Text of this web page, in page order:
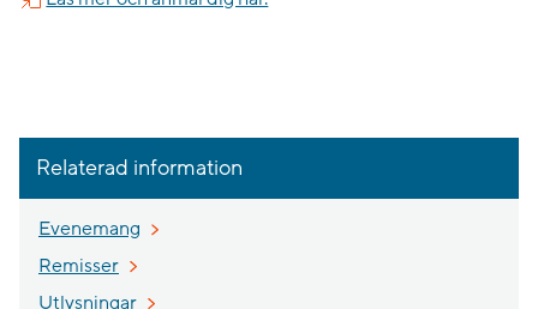
Relaterad information
Evenemang
Remisser
Utlysningar